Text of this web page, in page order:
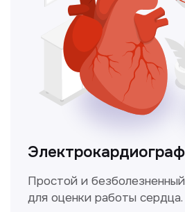
Консультация врачей
Это диагностика, рекомендации
и индивидуальный план лечения
от наших опытных специалистов для
вашего здоровья.